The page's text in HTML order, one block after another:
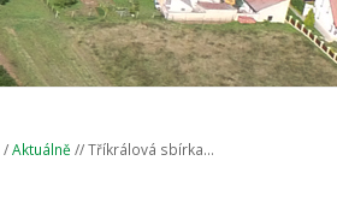
/Aktuálně // Tříkrálová sbírka...